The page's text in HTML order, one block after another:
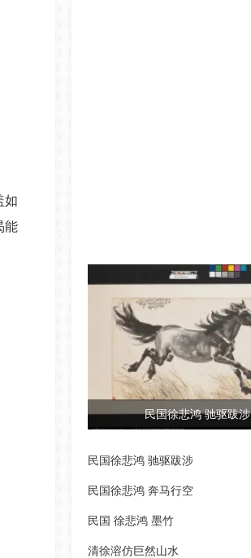
如
能
民国徐悲鸿 驰驱跋涉
民国徐悲鸿 驰驱跋涉
民国徐悲鸿 奔马行空
民国 徐悲鸿 墨竹
清徐溶仿巨然山水